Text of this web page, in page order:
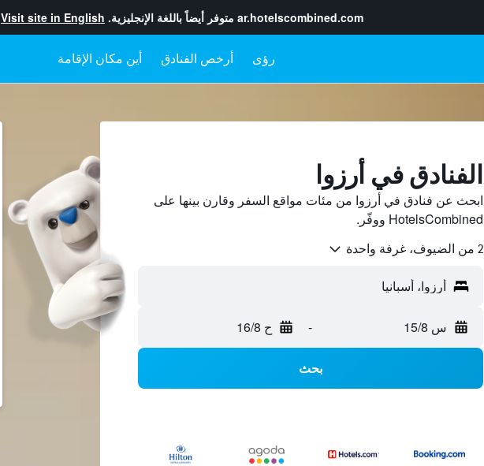
ar.hotelscombined.com متوفر أيضاً باللغة الإنجليزية. Visit site in English
رؤى أرخص الفنادق أين مكان الإقامة
الفنادق في أرزوا
ابحث عن فنادق في أرزوا من مئات مواقع السفر وقارن بينها على
HotelsCombined ووفّر.
2 من الضيوف، غرفة واحدة
س 15/8 - ح 16/8
بحث